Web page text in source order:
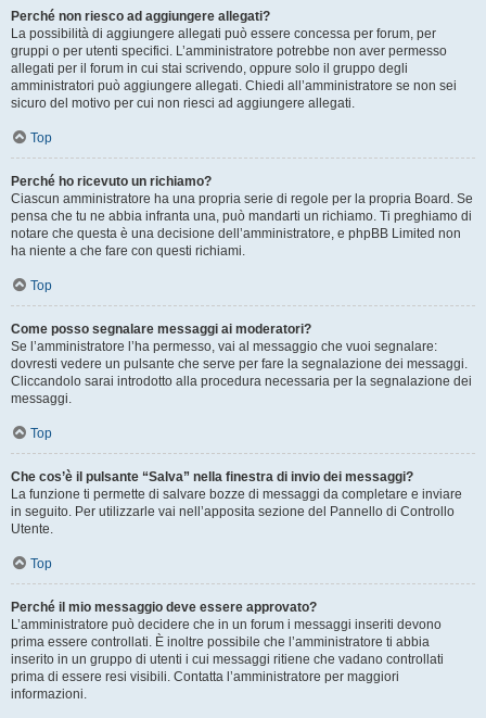
Perché non riesco ad aggiungere allegati?
La possibilità di aggiungere allegati può essere concessa per forum, per
gruppi o per utenti specifici. L’amministratore potrebbe non aver permesso
allegati per il forum in cui stai scrivendo, oppure solo il gruppo degli
amministratori può aggiungere allegati. Chiedi all’amministratore se non sei
sicuro del motivo per cui non riesci ad aggiungere allegati.
Top
Perché ho ricevuto un richiamo?
Ciascun amministratore ha una propria serie di regole per la propria Board. Se
pensa che tu ne abbia infranta una, può mandarti un richiamo. Ti preghiamo di
notare che questa è una decisione dell’amministratore, e phpBB Limited non
ha niente a che fare con questi richiami.
Top
Come posso segnalare messaggi ai moderatori?
Se l’amministratore l’ha permesso, vai al messaggio che vuoi segnalare:
dovresti vedere un pulsante che serve per fare la segnalazione dei messaggi.
Cliccandolo sarai introdotto alla procedura necessaria per la segnalazione dei
messaggi.
Top
Che cos’è il pulsante “Salva” nella finestra di invio dei messaggi?
La funzione ti permette di salvare bozze di messaggi da completare e inviare
in seguito. Per utilizzarle vai nell’apposita sezione del Pannello di Controllo
Utente.
Top
Perché il mio messaggio deve essere approvato?
L’amministratore può decidere che in un forum i messaggi inseriti devono
prima essere controllati. È inoltre possibile che l’amministratore ti abbia
inserito in un gruppo di utenti i cui messaggi ritiene che vadano controllati
prima di essere resi visibili. Contatta l’amministratore per maggiori
informazioni.